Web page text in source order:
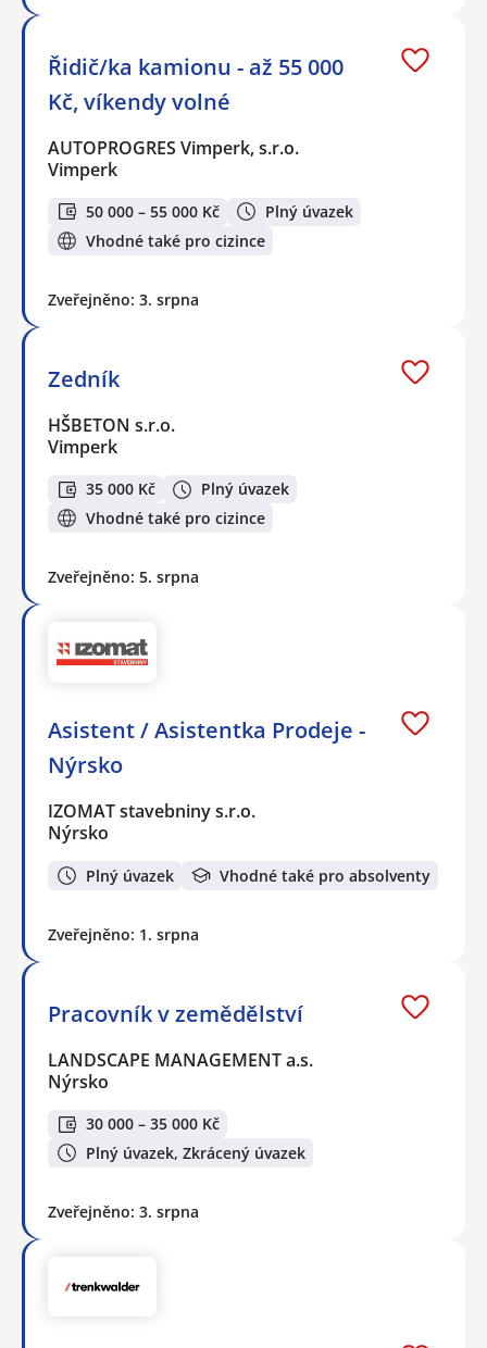
Řidič/ka kamionu - až 55 000
Kč, víkendy volné
AUTOPROGRES Vimperk, s.r.o.
Vimperk
50 000 – 55 000 Kč
Plný úvazek
Vhodné také pro cizince
Zveřejněno: 3. srpna
Zedník
HŠBETON s.r.o.
Vimperk
35 000 Kč
Plný úvazek
Vhodné také pro cizince
Zveřejněno: 5. srpna
Asistent / Asistentka Prodeje -
Nýrsko
IZOMAT stavebniny s.r.o.
Nýrsko
Plný úvazek Vhodné také pro absolventy
Zveřejněno: 1. srpna
Pracovník v zemědělství
LANDSCAPE MANAGEMENT a.s.
Nýrsko
30 000 – 35 000 Kč
Plný úvazek, Zkrácený úvazek
Zveřejněno: 3. srpna